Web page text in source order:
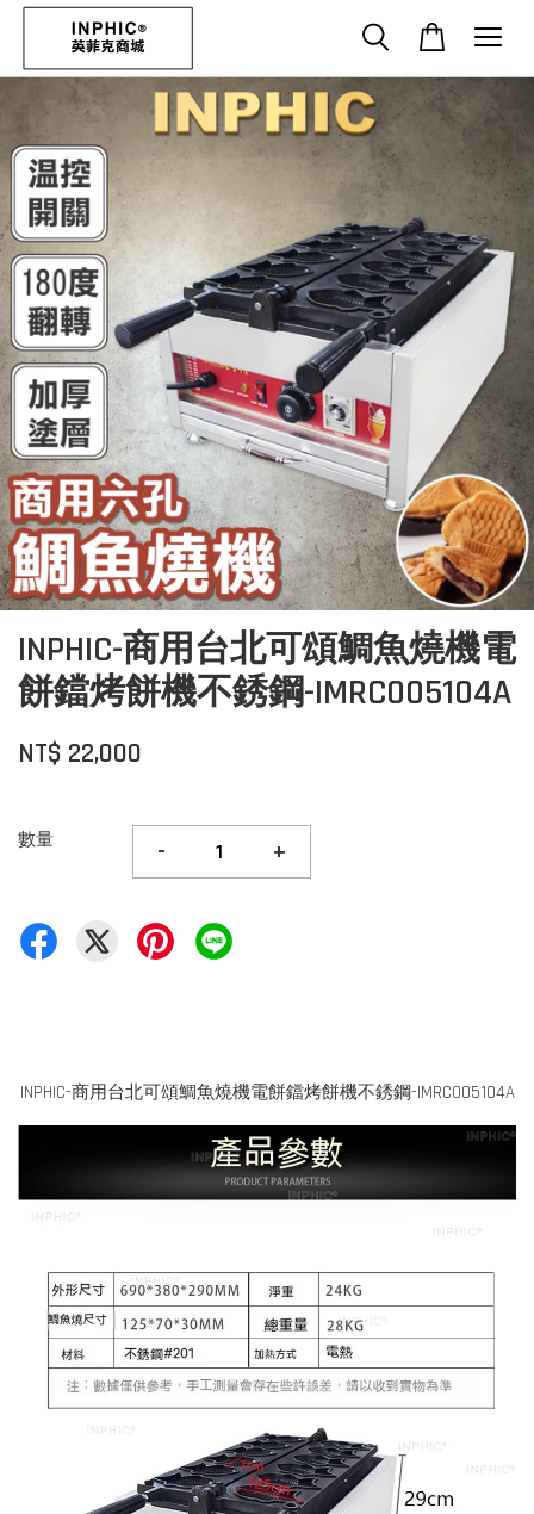
INPHIC-商用台北可頌鯛魚燒機電
餅鐺烤餅機不銹鋼-IMRC005104A
NT$ 22,000
數量 - +
INPHIC-商用台北可頌鯛魚燒機電餅鐺烤餅機不銹鋼-IMRC005104A